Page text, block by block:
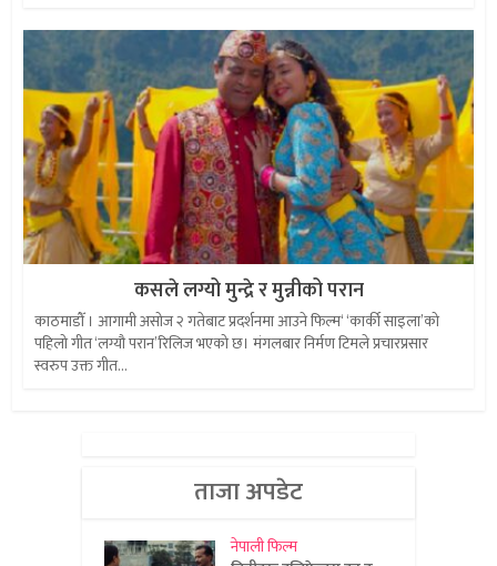
कसले लग्यो मुन्द्रे र मुन्नीको परान
काठमाडौँ । आगामी असोज २ गतेबाट प्रदर्शनमा आउने फिल्म‘ ‘कार्की साइला’को
पहिलो गीत ‘लग्यौ परान’रिलिज भएको छ। मंगलबार निर्मण टिमले प्रचारप्रसार
स्वरुप उक्त गीत...
ताजा अपडेट
नेपाली फिल्म